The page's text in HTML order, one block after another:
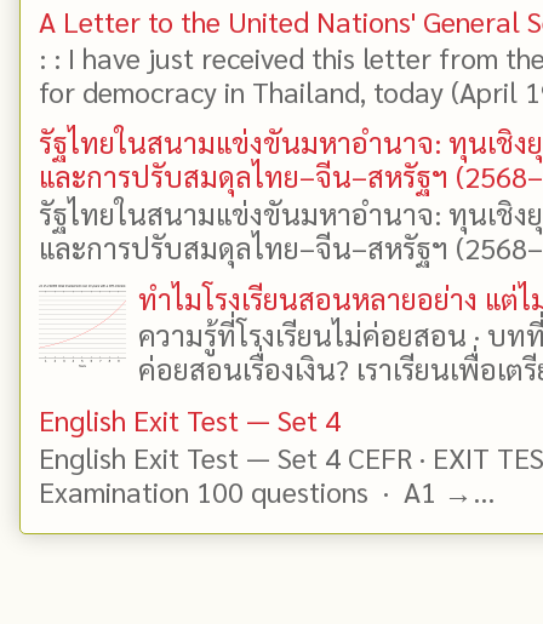
A Letter to the United Nations' General
: : I have just received this letter from
for democracy in Thailand, today (April
รัฐไทยในสนามแข่งขันมหาอำนาจ: ทุนเชิง
และการปรับสมดุลไทย–จีน–สหรัฐฯ
รัฐไทยในสนามแข่งขันมหาอำนาจ: ทุนเชิง
และการปรับสมดุลไทย–จีน–สหรัฐฯ
ทำไมโรงเรียนสอนหลายอย่าง แต่ไ
ความรู้ที่โรงเรียนไม่ค่อยสอน · บ
ค่อยสอนเรื่องเงิน? เราเรียนเพื่อเต
English Exit Test — Set 4
English Exit Test — Set 4 CEFR · EXIT
Examination 100 questions · A1 →...